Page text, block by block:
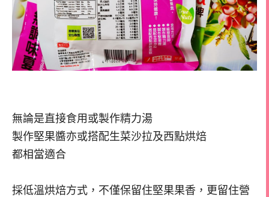
無論是直接食用或製作精力湯
製作堅果醬亦或搭配生菜沙拉及西點烘焙
都相當適合
採低溫烘焙方式，不僅保留住堅果果香，更留住營